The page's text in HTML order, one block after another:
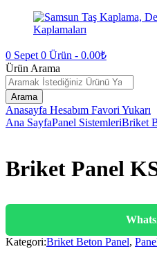
0 Sepet 0 Ürün - 0.00₺
Ürün Arama
Arama
Anasayfa Hesabım Favori Yukarı
Ana SayfaPanel SistemleriBriket
Briket Panel
Kategori:Briket Beton Panel,